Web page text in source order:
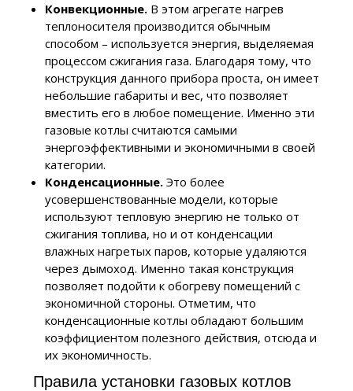
Конвекционные.В этом агрегате нагрев
теплоносителя производится обычным
способом – используется энергия, выделяемая
процессом сжигания газа. Благодаря тому, что
конструкция данного прибора проста, он имеет
небольшие габариты и вес, что позволяет
вместить его в любое помещение. Именно эти
газовые котлы считаются самыми
энергоэффективными и экономичными в своей
категории.
Конденсационные.Это более
усовершенствованные модели, которые
используют тепловую энергию не только от
сжигания топлива, но и от конденсации
влажных нагретых паров, которые удаляются
через дымоход. Именно такая конструкция
позволяет подойти к обогреву помещений с
экономичной стороны. Отметим, что
конденсационные котлы обладают большим
коэффициентом полезного действия, отсюда и
их экономичность.
Правила установки газовых котлов